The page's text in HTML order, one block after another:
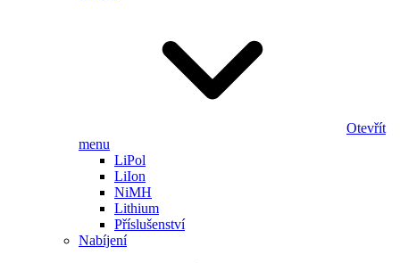
Otevřít
menu
LiPol
LiIon
NiMH
Lithium
Příslušenství
Nabíjení